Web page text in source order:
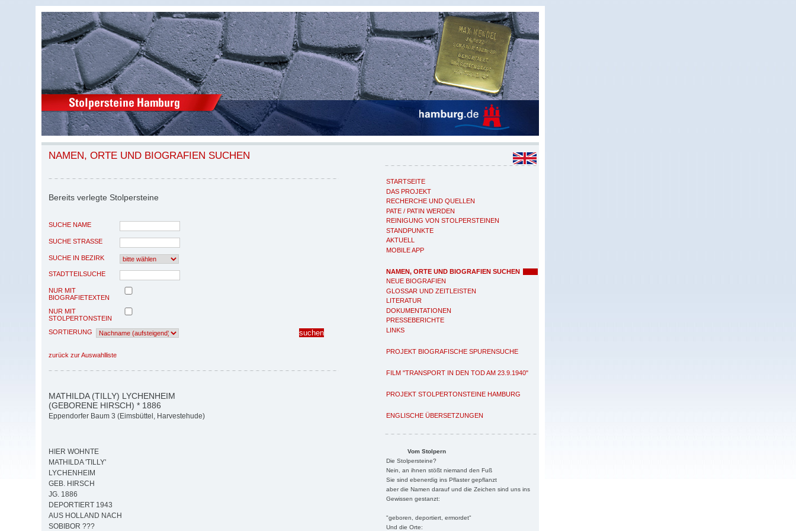
STARTSEITE
DAS PROJEKT
RECHERCHE UND QUELLEN
PATE / PATIN WERDEN
REINIGUNG VON STOLPERSTEINEN
STANDPUNKTE
AKTUELL
MOBILE APP
NAMEN, ORTE UND BIOGRAFIEN SUCHEN
NEUE BIOGRAFIEN
GLOSSAR UND ZEITLEISTEN
LITERATUR
DOKUMENTATIONEN
PRESSEBERICHTE
LINKS
PROJEKT BIOGRAFISCHE SPURENSUCHE
FILM "TRANSPORT IN DEN TOD AM 23.9.1940"
PROJEKT STOLPERTONSTEINE HAMBURG
ENGLISCHE ÜBERSETZUNGEN
Vom Stolpern
Die Stolpersteine?
Nein, an ihnen stößt niemand den Fuß
Sie sind ebenerdig ins Pflaster gepflanzt
aber die Namen darauf und die Zeichen sind uns ins
Gewissen gestanzt:
"geboren, deportiert, ermordet"
Und die Orte:
NAMEN, ORTE UND BIOGRAFIEN SUCHEN
Bereits verlegte Stolpersteine
SUCHE NAME
SUCHE STRASSE
SUCHE IN BEZIRK
STADTTEILSUCHE
NUR MIT
BIOGRAFIETEXTEN
NUR MIT
STOLPERTONSTEIN
SORTIERUNG
zurück zur Auswahlliste
MATHILDA (TILLY) LYCHENHEIM
(GEBORENE HIRSCH) * 1886
Eppendorfer Baum 3 (Eimsbüttel, Harvestehude)
HIER WOHNTE
MATHILDA 'TILLY'
LYCHENHEIM
GEB. HIRSCH
JG. 1886
DEPORTIERT 1943
AUS HOLLAND NACH
SOBIBOR ???